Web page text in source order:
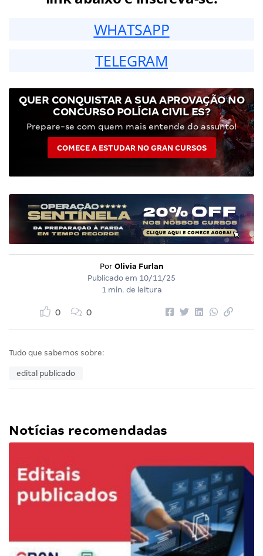
WHATSAPP
TELEGRAM
QUER CONQUISTAR A SUA APROVAÇÃO NO
CONCURSO POLÍCIA CIVIL ES?
Prepare-se com quem mais entende do assunto!
COMECE A ESTUDAR NO GRAN CURSOS
Por Olivia Furlan
Publicado em 10/11/25
1 min. de leitura
0 0
Tudo que sabemos sobre:
edital publicado
Notícias recomendadas